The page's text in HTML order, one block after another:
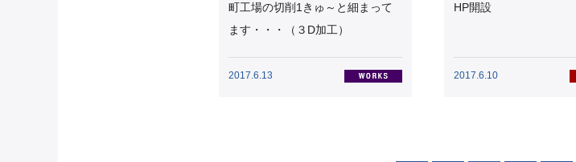
町工場の切削1きゅ～と細まって
ます・・・（３D加工）
2017.6.13
HP開設
2017.6.10